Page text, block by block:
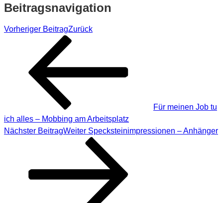
Beitragsnavigation
Vorheriger BeitragZurück
Für meinen Job tu
ich alles – Mobbing am Arbeitsplatz
Nächster BeitragWeiter Specksteinimpressionen – Anhänger